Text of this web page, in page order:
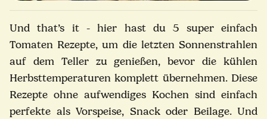
Und that’s it - hier hast du 5 super einfach
Tomaten Rezepte, um die letzten Sonnenstrahlen
auf dem Teller zu genießen, bevor die kühlen
Herbsttemperaturen komplett übernehmen. Diese
Rezepte ohne aufwendiges Kochen sind einfach
perfekte als Vorspeise, Snack oder Beilage. Und